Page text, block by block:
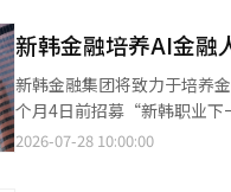
也在扩大。于上个月1日推出
30万。SOL LINK是可以在
进行国内股票交易，而无需
长，SOL LINK账户的开设
务和客户体验，以便在一个
新韩金融培养AI金
新韩金融集团将致力于培养
个月4日前招募“新韩职业
院”金融IT人才培养课程。
2026-07-28 10:00:00